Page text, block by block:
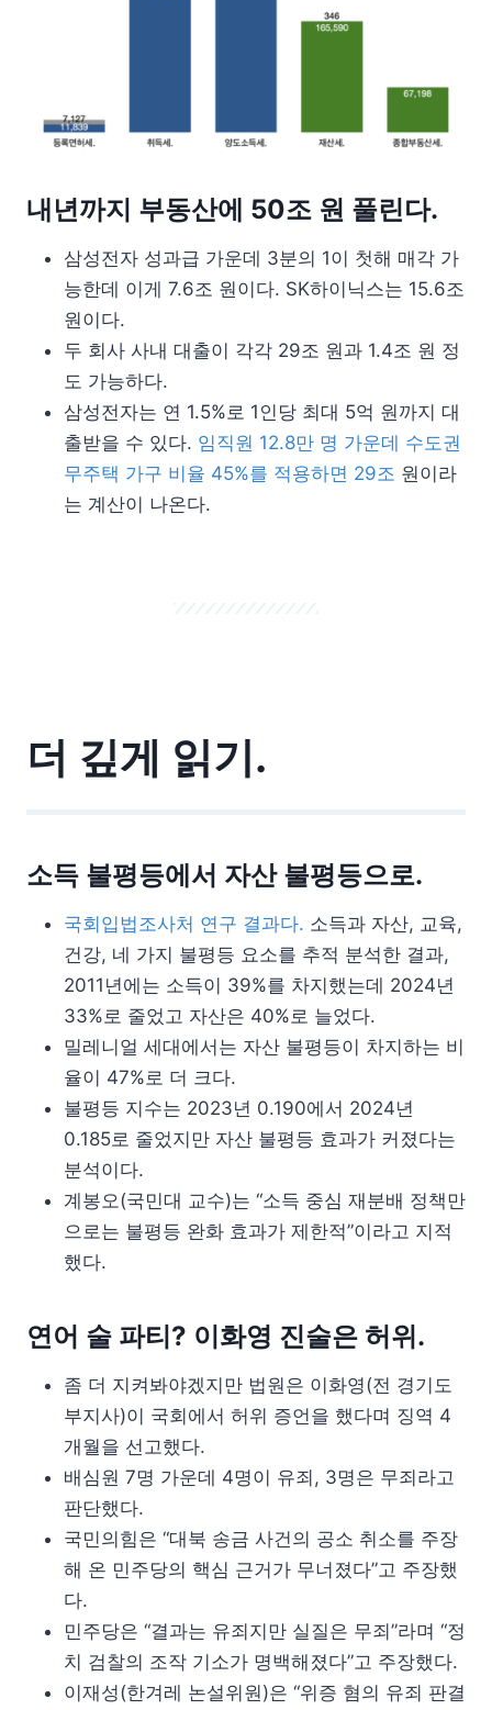
내년까지 부동산에 50조 원 풀린다.
삼성전자 성과급 가운데 3분의 1이 첫해 매각 가
능한데 이게 7.6조 원이다. SK하이닉스는 15.6조
원이다.
두 회사 사내 대출이 각각 29조 원과 1.4조 원 정
도 가능하다.
삼성전자는 연 1.5%로 1인당 최대 5억 원까지 대
출받을 수 있다. 임직원 12.8만 명 가운데 수도권
무주택 가구 비율 45%를 적용하면 29조 원이라
는 계산이 나온다.
더 깊게 읽기.
소득 불평등에서 자산 불평등으로.
국회입법조사처 연구 결과다. 소득과 자산, 교육,
건강, 네 가지 불평등 요소를 추적 분석한 결과,
2011년에는 소득이 39%를 차지했는데 2024년
33%로 줄었고 자산은 40%로 늘었다.
밀레니얼 세대에서는 자산 불평등이 차지하는 비
율이 47%로 더 크다.
불평등 지수는 2023년 0.190에서 2024년
0.185로 줄었지만 자산 불평등 효과가 커졌다는
분석이다.
계봉오(국민대 교수)는 “소득 중심 재분배 정책만
으로는 불평등 완화 효과가 제한적”이라고 지적
했다.
연어 술 파티? 이화영 진술은 허위.
좀 더 지켜봐야겠지만 법원은 이화영(전 경기도
부지사)이 국회에서 허위 증언을 했다며 징역 4
개월을 선고했다.
배심원 7명 가운데 4명이 유죄, 3명은 무죄라고
판단했다.
국민의힘은 “대북 송금 사건의 공소 취소를 주장
해 온 민주당의 핵심 근거가 무너졌다”고 주장했
다.
민주당은 “결과는 유죄지만 실질은 무죄”라며 “정
치 검찰의 조작 기소가 명백해졌다”고 주장했다.
이재성(한겨레 논설위원)은 “위증 혐의 유죄 판결